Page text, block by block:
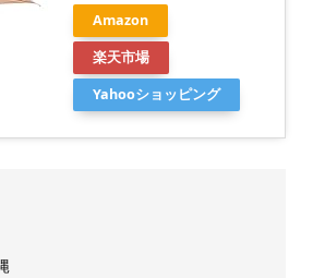
Amazon
楽天市場
Yahooショッピング